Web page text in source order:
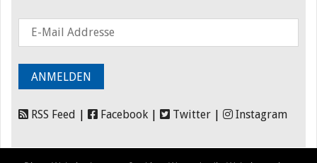
RSS Feed | Facebook | Twitter | Instagram